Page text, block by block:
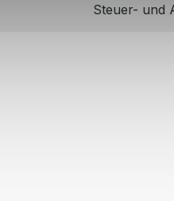
Steuer- und